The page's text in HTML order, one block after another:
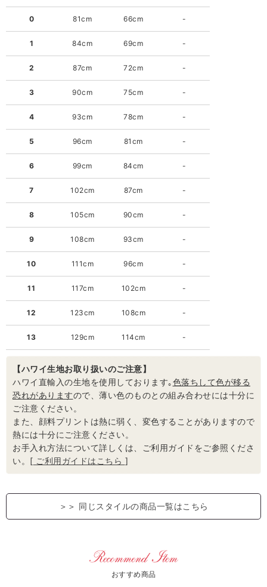
0
1
2
3
4
5
6
7
8
9
10
11
12
13
81cm
84cm
87cm
90cm
93cm
96cm
99cm
102cm
105cm
108cm
111cm
117cm
123cm
129cm
66cm
69cm
72cm
75cm
78cm
81cm
84cm
87cm
90cm
93cm
96cm
102cm
108cm
114cm
-
-
-
-
-
-
-
-
-
-
-
-
-
-
【ハワイ生地お取り扱いのご注意】
ハワイ直輸入の生地を使用しております｡色落ちして色が移る
恐れがありますので、薄い色のものとの組み合わせには十分に
ご注意ください。
また、顔料プリントは熱に弱く、変色することがありますので
熱には十分にご注意ください。
お手入れ方法について詳しくは、ご利用ガイドをご参照くださ
い。[ ご利用ガイドはこちら ]
＞＞ 同じスタイルの商品一覧はこちら
おすすめ商品